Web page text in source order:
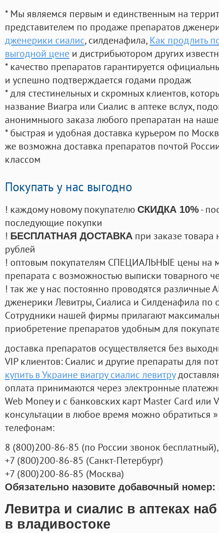
* Мы являемся первым и единственным на
представителем по продаже препаратов
дженерики сиалис, силденафила, Как продлить
выгодной цене и дистрибьютором других
* качество препаратов гарантируется
и успешно подтверждается годами продаж
* для стестинельных и скромных клиентов,
название Виагра или Сиалис в аптеке вслух,
анонимныого заказа любого препаратан на
* быстрая и удобная доставка курьером по
же возможна доставка препаратов почтой
классом
Покупать у нас выгодно
! каждому новому покупателю СКИДКА 10%-
последующие покупки
! БЕСПЛАТНАЯ ДОСТАВКА при заказе
рублей
! оптовым покупателям СПЕЦИАЛЬНЫЕ цены на
препарата с возможностью выписки товарного
! так же у нас постоянно проводятся
дженерики Левитры, Сиалиса и Силденафила по
Cотрудники нашей фирмы прилагают
приобретение препаратов удобным для
доставка препаратов осуществляется без
VIP клиентов: Сиалис и другие препараты для
купить в Украине виагру сиалис левитру
оплата принимаются через электронные
Web Money и с банковских карт Master Card или
консультации в любое время можно обратиться
телефонам:
8 (800)200-86-85 (по России звонок бесплатный),
+7 (800)200-86-85 (Санкт-Петербург)
+7 (800)200-86-85 (Москва)
Обязательно назовите добавочный номер:
Левитра и сиалис в аптеках
в владивостоке